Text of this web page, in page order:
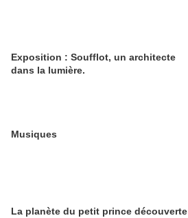
Exposition : Soufflot, un architecte
dans la lumière.
Musiques
La planète du petit prince découverte